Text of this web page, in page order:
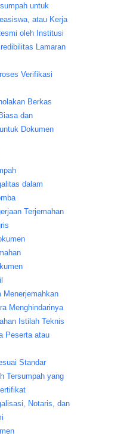
untuk
atau Kerja
oleh Institusi
Lamaran
Verifikasi
Berkas
dan
Dokumen
dalam
Terjemahan
Menerjemahkan
Menghindarinya
Istilah Teknis
Peserta atau
Standar
Tersumpah yang
Notaris, dan